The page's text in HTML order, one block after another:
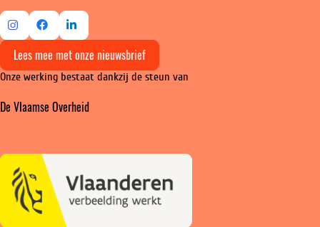
Ga
naar
Instagram
naar
Facebook
Ga
naar
LinkedIn
Lees mee met onze nieuwsbrief
Onze werking bestaat dankzij de steun van
De Vlaamse Overheid